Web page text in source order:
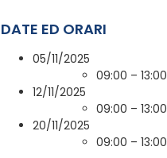
DATE ED ORARI
05/11/2025
09:00 – 13:00
12/11/2025
09:00 – 13:00
20/11/2025
09:00 – 13:00